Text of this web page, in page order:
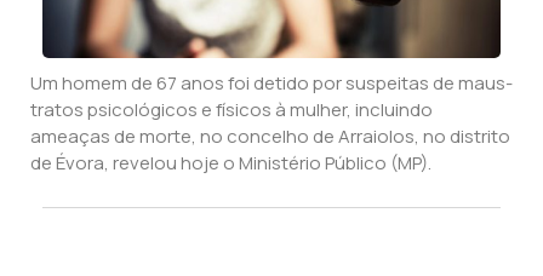
Um homem de 67 anos foi detido por suspeitas de maus-
tratos psicológicos e físicos à mulher, incluindo
ameaças de morte, no concelho de Arraiolos, no distrito
de Évora, revelou hoje o Ministério Público (MP).